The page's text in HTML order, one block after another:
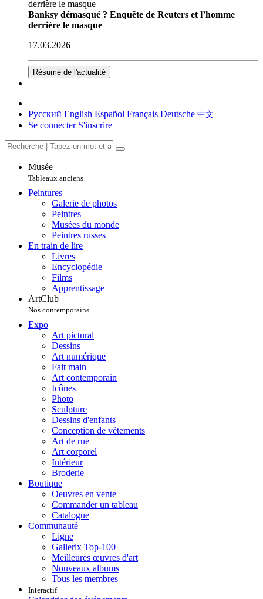
Banksy démasqué ? Enquête de Reuters et l’homme
derrière le masque
17.03.2026
Résumé de l'actualité
Русский English Español Français Deutsche 中文
Se connecter S'inscrire
Musée
Tableaux anciens
Peintures
Galerie de photos
Peintres
Musées du monde
Peintres russes
En train de lire
Livres
Encyclopédie
Films
Apprentissage
ArtClub
Nos contemporains
Expo
Art pictural
Dessins
Art numérique
Fait main
Art contemporain
Icônes
Photo
Sculpture
Dessins d'enfants
Conception de vêtements
Art de rue
Art corporel
Intérieur
Broderie
Boutique
Oeuvres en vente
Commander un tableau
Catalogue
Communauté
Ligne
Gallerix Top-100
Meilleures œuvres d'art
Nouveaux albums
Tous les membres
Interactif